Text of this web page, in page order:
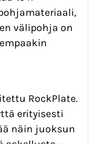
välipohja on
RockPlate.
erityisesti
näin juoksun